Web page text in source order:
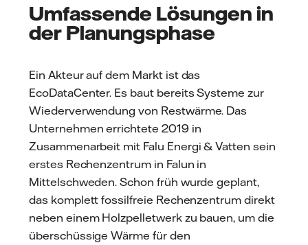
Umfassende Lösungen in
der Planungsphase
Ein Akteur auf dem Markt ist das
EcoDataCenter. Es baut bereits Systeme zur
Wiederverwendung von Restwärme. Das
Unternehmen errichtete 2019 in
Zusammenarbeit mit Falu Energi & Vatten sein
erstes Rechenzentrum in Falun in
Mittelschweden. Schon früh wurde geplant,
das komplett fossilfreie Rechenzentrum direkt
neben einem Holzpelletwerk zu bauen, um die
überschüssige Wärme für den